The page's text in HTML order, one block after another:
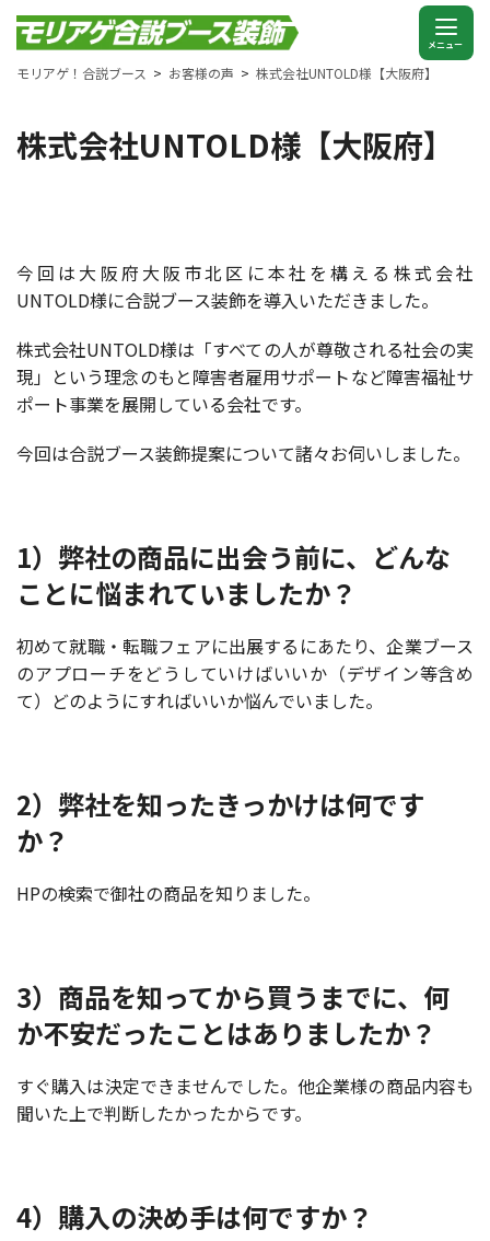
モリアゲ！合説ブース お客様の声 株式会社UNTOLD様【大阪府】
株式会社UNTOLD様【大阪府】
今回は大阪府大阪市北区に本社を構える株式会社
UNTOLD様に合説ブース装飾を導入いただきました。
株式会社UNTOLD様は「すべての人が尊敬される社会の実
現」という理念のもと障害者雇用サポートなど障害福祉サ
ポート事業を展開している会社です。
今回は合説ブース装飾提案について諸々お伺いしました。
1）弊社の商品に出会う前に、どんな
ことに悩まれていましたか？
初めて就職・転職フェアに出展するにあたり、企業ブース
のアプローチをどうしていけばいいか（デザイン等含め
て）どのようにすればいいか悩んでいました。
2）弊社を知ったきっかけは何です
か？
HPの検索で御社の商品を知りました。
3）商品を知ってから買うまでに、何
か不安だったことはありましたか？
すぐ購入は決定できませんでした。他企業様の商品内容も
聞いた上で判断したかったからです。
4）購入の決め手は何ですか？